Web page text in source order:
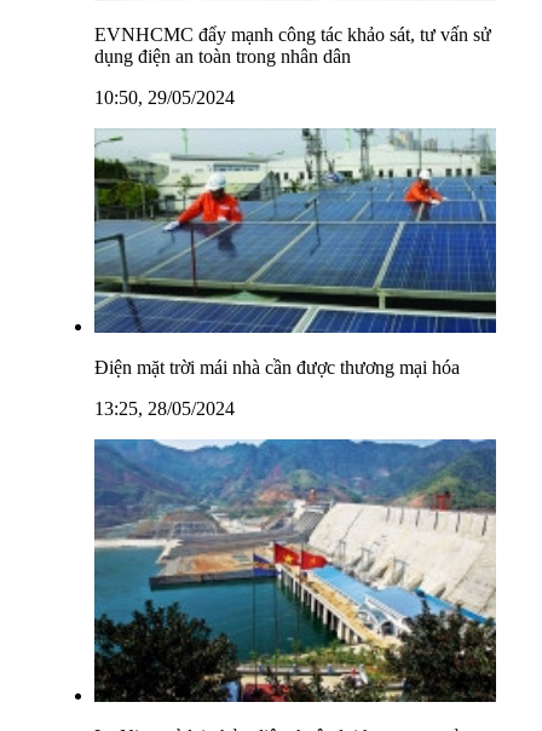
EVNHCMC đẩy mạnh công tác khảo sát, tư vấn sử
dụng điện an toàn trong nhân dân
10:50, 29/05/2024
Điện mặt trời mái nhà cần được thương mại hóa
13:25, 28/05/2024